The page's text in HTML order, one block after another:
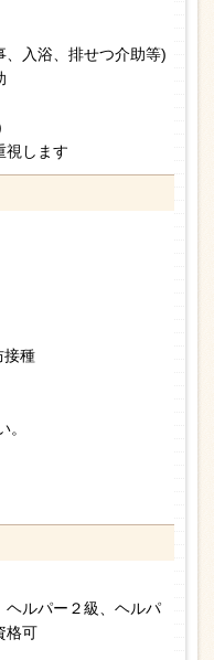
、入浴、排せつ介助等)
視します
接種
ヘルパー２級、ヘルパ
格可